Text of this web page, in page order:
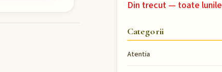
Din trecut — toate lunile
Categorii
Atentia